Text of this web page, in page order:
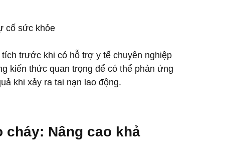
cố sức khỏe
trước khi có hỗ trợ y tế chuyên nghiệp
kiến thức quan trọng để có thể phản ứng
khi xảy ra tai nạn lao động.
cháy: Nâng cao khả